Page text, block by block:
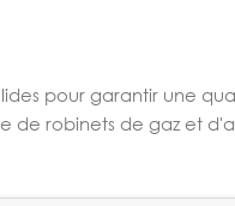
pour garantir une
de robinets de gaz et